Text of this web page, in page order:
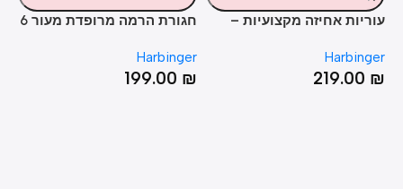
עוריות אחיזה מקצועיות –
Harbinger
219.00 ₪
חגורת הרמה מרופדת מעור 6
PADDED LEATHER BELT 6
Harbinger
199.00 ₪